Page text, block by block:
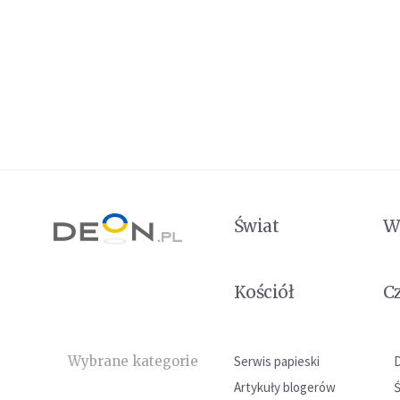
Świat
Kościół
Wybrane kategorie Serwis papieski
Artykuły blogerów